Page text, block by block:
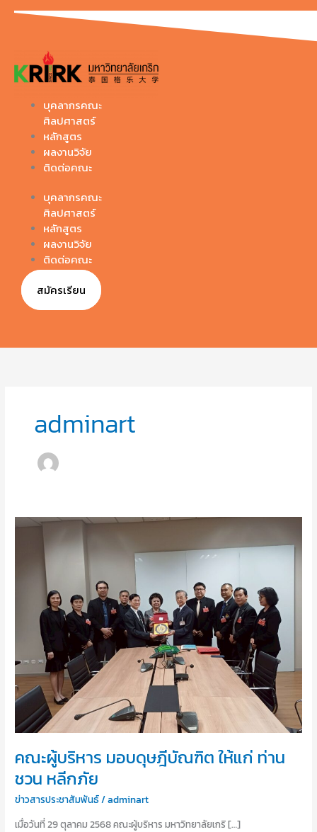
Skip
บุคลากรคณะ
ศิลปศาสตร์
หลักสูตร
ผลงานวิจัย
ติดต่อคณะ
บุคลากรคณะ
ศิลปศาสตร์
หลักสูตร
ผลงานวิจัย
ติดต่อคณะ
สมัครเรียน
adminart
คณะผู้บริหาร มอบดุษฎีบัณฑิต ให้แก่ ท่าน
ชวน หลีกภัย
ข่าวสารประชาสัมพันธ์/adminart
เมื่อวันที่ 29 ตุลาคม 2568 คณะผู้บริหาร มหาวิทยาลัยเกริ […]
คณะ
ชวน
หลีก
ภัย